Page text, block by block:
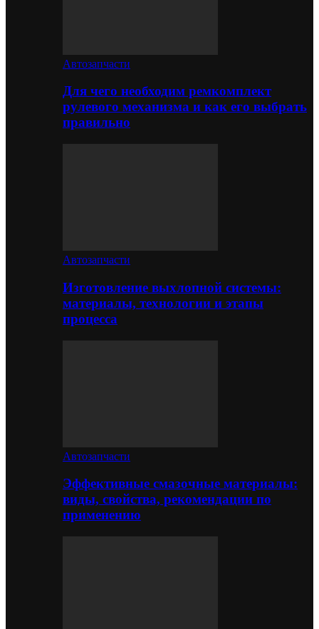
Автозапчасти
Для чего необходим ремкомплект
рулевого механизма и как его выбрать
правильно
Автозапчасти
Изготовление выхлопной системы:
материалы, технологии и этапы
процесса
Автозапчасти
Эффективные смазочные материалы:
виды, свойства, рекомендации по
применению